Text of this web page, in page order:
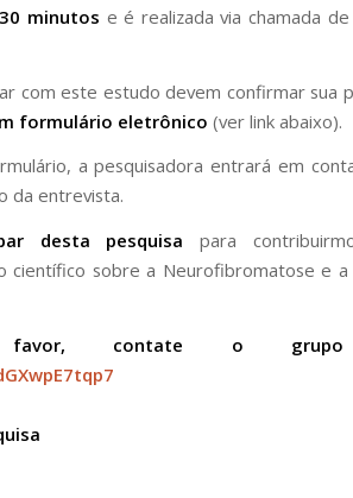
minutos e é realizada via chamada
com este estudo devem confirmar sua
formulário eletrônico (ver link abaixo).
a pesquisadora entrará em
da entrevista.
desta pesquisa para
científico sobre a Neurofibromatose e a
contate o grupo